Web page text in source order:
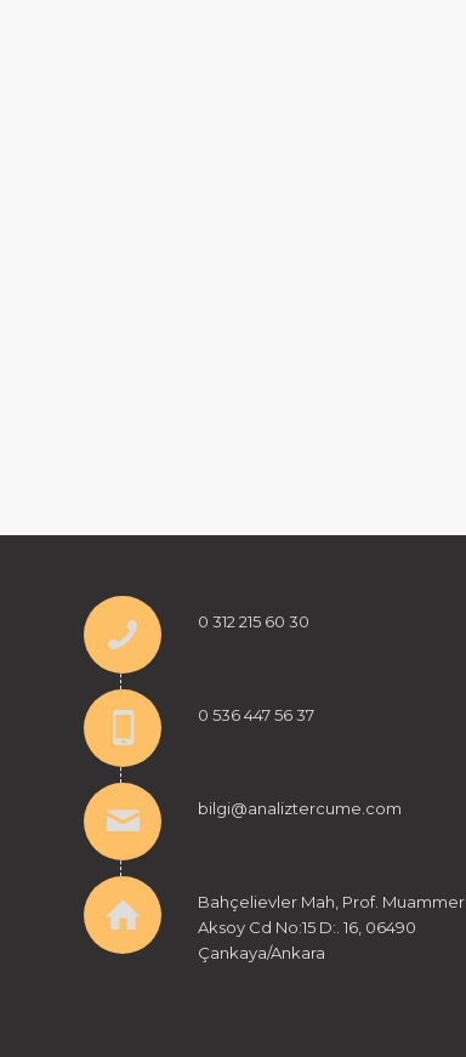
0 312 215 60 30
0 536 447 56 37
bilgi@analiztercume.com
Bahçelievler Mah, Prof. Muammer
Aksoy Cd No:15 D:. 16, 06490
Çankaya/Ankara